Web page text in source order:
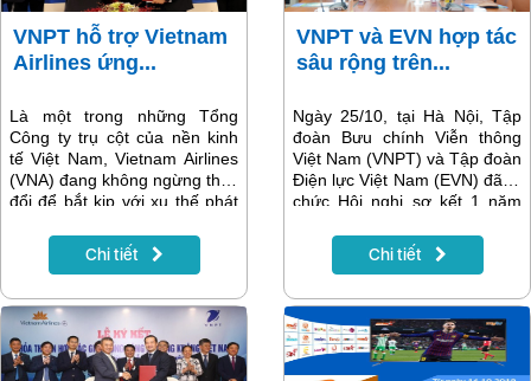
VNPT hỗ trợ Vietnam
Airlines ứng...
Là một trong những Tổng
Công ty trụ cột của nền kinh
tế Việt Nam, Vietnam Airlines
(VNA) đang không ngừng thay
đổi để bắt kịp với xu thế phát
cuộc cách mạng công nghiệp
4.0 nói riêng. Trong quá trình
đồng hành của những Tập
đoàn mạnh về hạ tầng viễn
thông – CNTT,có kinh nghiệm
cũng như năng lực triển khai
Chi tiết
VNPT và EVN hợp tác
sâu rộng trên...
Ngày 25/10, tại Hà Nội, Tập
đoàn Bưu chính Viễn thông
Việt Nam (VNPT) và Tập đoàn
Điện lực Việt Nam (EVN) đã tổ
chức Hội nghị sơ kết 1 năm
và ký bàn giao phần mềm
VNPT E-Cabinet cho EVN.
Chi tiết